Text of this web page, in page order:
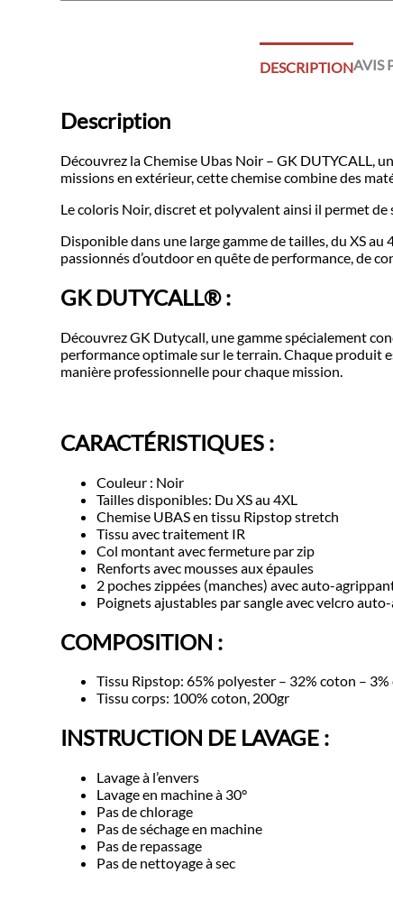
DESCRIPTIONAVIS
Description
Découvrez la Chemise Ubas Noir – GK DUTYCALL,
missions en extérieur, cette chemise combine des
Le coloris Noir, discret et polyvalent ainsi il permet
Disponible dans une large gamme de tailles, du XS au
passionnés d’outdoor en quête de performance, de
GK DUTYCALL® :
Découvrez GK Dutycall, une gamme spécialement
performance optimale sur le terrain. Chaque produit
manière professionnelle pour chaque mission.
CARACTÉRISTIQUES :
Couleur : Noir
Tailles disponibles: Du XS au 4XL
Chemise UBAS en tissu Ripstop stretch
Tissu avec traitement IR
Col montant avec fermeture par zip
Renforts avec mousses aux épaules
2 poches zippées (manches) avec auto-
Poignets ajustables par sangle avec velcro
COMPOSITION :
Tissu Ripstop: 65% polyester – 32% coton –
Tissu corps: 100% coton, 200gr
INSTRUCTION DE LAVAGE :
Lavage à l’envers
Lavage en machine à 30°
Pas de chlorage
Pas de séchage en machine
Pas de repassage
Pas de nettoyage à sec